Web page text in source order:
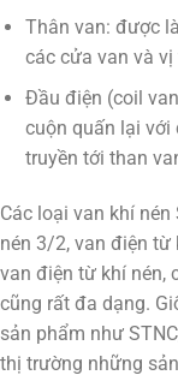
Thân van: được
các cửa van và
Đầu điện (coil
cuộn quấn lại
truyền tới than
Các loại van khí
nén 3/2, van điện
van điện từ khí nén,
cũng rất đa dạng.
sản phẩm như
thị trường những